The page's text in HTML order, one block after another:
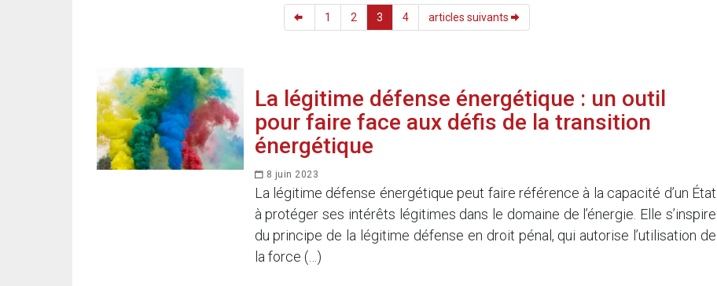
1 2 3 4 articles suivants
La légitime défense énergétique : un outil
pour faire face aux défis de la transition
énergétique
8 juin 2023
La légitime défense énergétique peut faire référence à la capacité d’un État
à protéger ses intérêts légitimes dans le domaine de l’énergie. Elle s’inspire
du principe de la légitime défense en droit pénal, qui autorise l’utilisation de
la force (…)